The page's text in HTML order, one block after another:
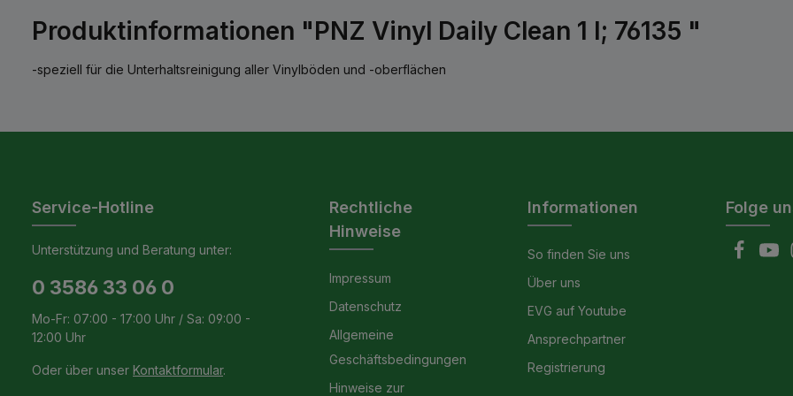
Produktinformationen "PNZ Vinyl Daily Clean 1 l; 76135 "
-speziell für die Unterhaltsreinigung aller Vinylböden und -oberflächen
Service-Hotline
Unterstützung und Beratung unter:
0 3586 33 06 0
Mo-Fr: 07:00 - 17:00 Uhr / Sa: 09:00 -
12:00 Uhr
Oder über unser Kontaktformular.
Rechtliche
Hinweise
Impressum
Datenschutz
Allgemeine
Geschäftsbedingungen
Hinweise zur
Informationen
So finden Sie uns
Über uns
EVG auf Youtube
Ansprechpartner
Registrierung
Folge